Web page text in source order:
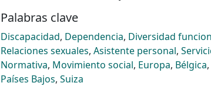
Palabras clave
Discapacidad, Dependencia, Diversidad
Relaciones sexuales, Asistente personal,
Normativa, Movimiento social, Europa, Bélgica,
Países Bajos, Suiza